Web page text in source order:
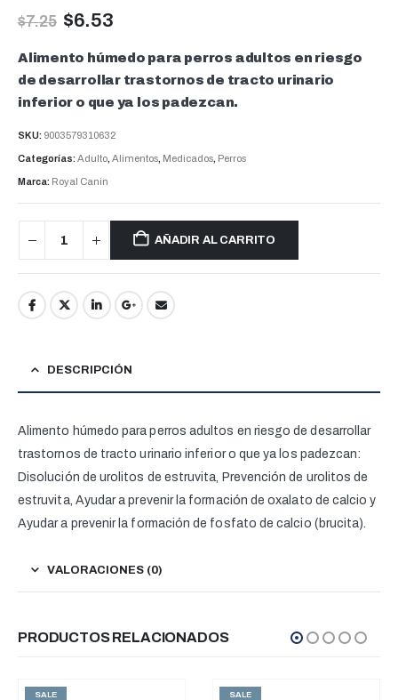
$7.25 $6.53
Alimento húmedo para perros adultos en riesgo
de desarrollar trastornos de tracto urinario
inferior o que ya los padezcan.
SKU: 9003579310632
Categorías:Adulto, Alimentos, Medicados, Perros
Marca: Royal Canin
AÑADIR AL CARRITO
DESCRIPCIÓN
Alimento húmedo para perros adultos en riesgo de desarrollar
trastornos de tracto urinario inferior o que ya los padezcan:
Disolución de urolitos de estruvita, Prevención de urolitos de
estruvita, Ayudar a prevenir la formación de oxalato de calcio y
Ayudar a prevenir la formación de fosfato de calcio (brucita).
VALORACIONES (0)
PRODUCTOS RELACIONADOS
SALE SALE